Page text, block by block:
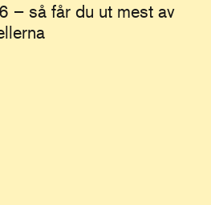
– så får du ut mest av